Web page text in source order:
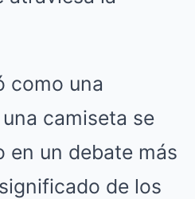
como una
camiseta se
en un debate más
de los